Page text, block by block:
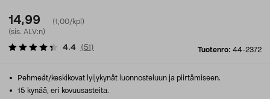
14,99
(1,00/kpl)
(sis. ALV:n)
Tuotenro: 44-2372
4.4 ( 51 )
Pehmeät/keskikovat lyijykynät luonnosteluun ja piirtämiseen.
15 kynää, eri kovuusasteita.